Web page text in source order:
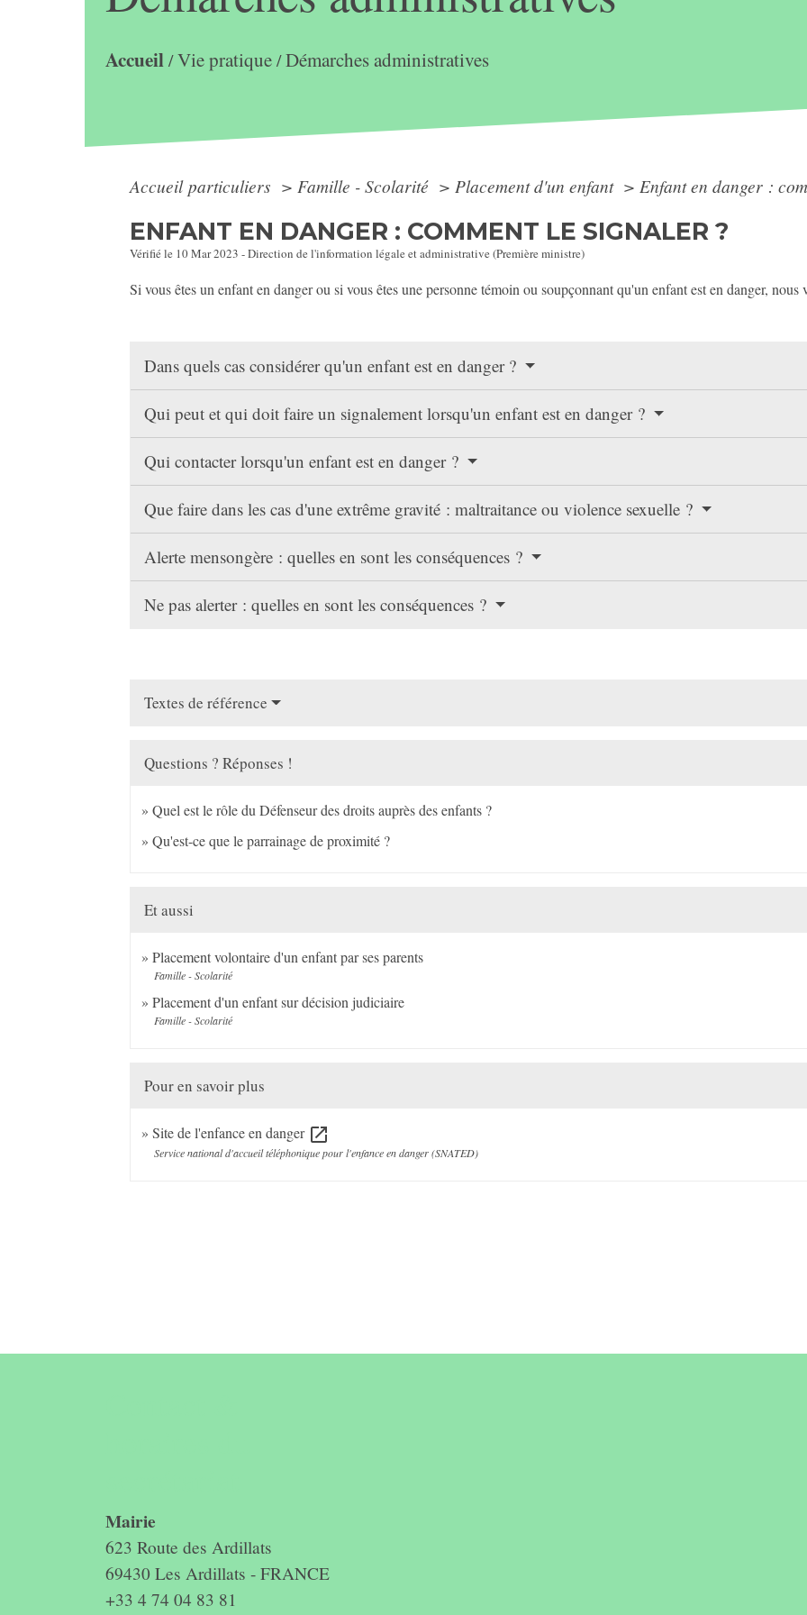
Accueil/Vie pratique/Démarches administratives
Accueil particuliers > Famille - Scolarité > Placement d'un enfant > Enfant en danger :
ENFANT EN DANGER : COMMENT LE SIGNALER ?
Vérifié le 10 Mar 2023 - Direction de l'information légale et administrative (Première ministre)
Si vous êtes un enfant en danger ou si vous êtes une personne témoin ou soupçonnant qu'un enfant est en danger,
Dans quels cas considérer qu'un enfant est en danger ?
Qui peut et qui doit faire un signalement lorsqu'un enfant est en danger ?
Qui contacter lorsqu'un enfant est en danger ?
Que faire dans les cas d'une extrême gravité : maltraitance ou violence sexuelle ?
Alerte mensongère : quelles en sont les conséquences ?
Ne pas alerter : quelles en sont les conséquences ?
Textes de référence
Questions ? Réponses !
Quel est le rôle du Défenseur des droits auprès des enfants ?
Qu'est-ce que le parrainage de proximité ?
Et aussi
Placement volontaire d'un enfant par ses parents
Famille - Scolarité
Placement d'un enfant sur décision judiciaire
Famille - Scolarité
Pour en savoir plus
Site de l'enfance en danger open_in_new
Service national d'accueil téléphonique pour l'enfance en danger (SNATED)
Mairie
623 Route des Ardillats
69430 Les Ardillats - FRANCE
+33 4 74 04 83 81